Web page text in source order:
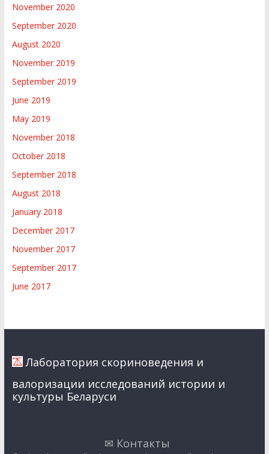
November 2020
September 2020
August 2020
November 2019
September 2019
June 2019
May 2019
November 2018
October 2018
September 2018
August 2018
January 2018
December 2017
November 2017
September 2017
June 2017
Лаборатория скориноведения и
валоризации исследований истории и
культуры Беларуси
✉ Контакты